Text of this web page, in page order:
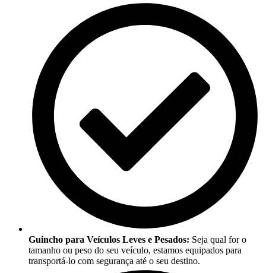
Guincho para Veículos Leves e Pesados: Seja qual for o
tamanho ou peso do seu veículo, estamos equipados para
transportá-lo com segurança até o seu destino.